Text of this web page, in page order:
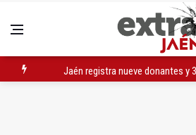
Jaén registra nueve donantes y